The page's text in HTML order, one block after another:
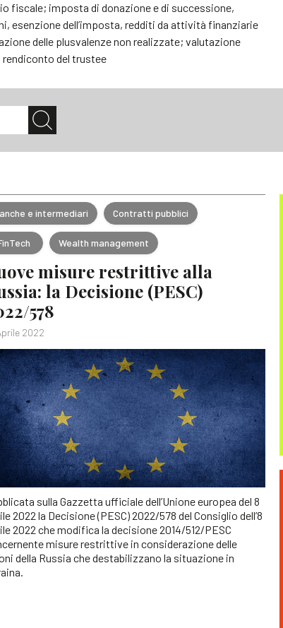
fiscale; imposta di donazione e di successione,
esenzione dell’imposta, redditi da attività finanziarie
delle plusvalenze non realizzate; valutazione
rendiconto del trustee
e intermediari Contratti pubblici
Wealth management
misure restrittive alla
la Decisione (PESC)
578
2022
sulla Gazzetta ufficiale dell’Unione europea del 8
2022 la Decisione (PESC) 2022/578 del Consiglio dell’8
2022 che modifica la decisione 2014/512/PESC
misure restrittive in considerazione delle
della Russia che destabilizzano la situazione in